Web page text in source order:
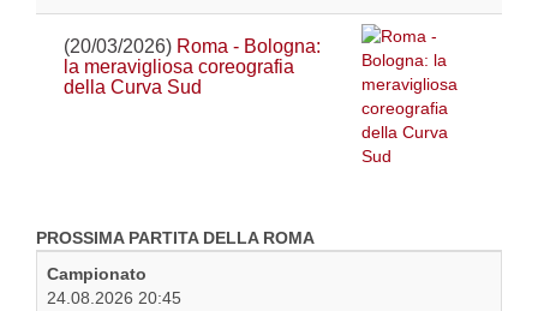
(20/03/2026) Roma - Bologna:
la meravigliosa coreografia
della Curva Sud
PROSSIMA PARTITA DELLA ROMA
Campionato
24.08.2026 20:45